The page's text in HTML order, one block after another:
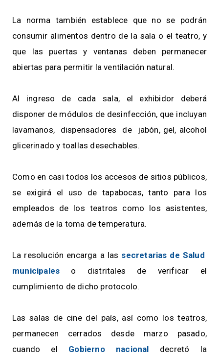
La norma también establece que no se podrán
consumir alimentos dentro de la sala o el teatro, y
que las puertas y ventanas deben permanecer
abiertas para permitir la ventilación natural.
Al ingreso de cada sala, el exhibidor deberá
disponer de módulos de desinfección, que incluyan
lavamanos, dispensadores de jabón, gel, alcohol
glicerinado y toallas desechables.
Como en casi todos los accesos de sitios públicos,
se exigirá el uso de tapabocas, tanto para los
empleados de los teatros como los asistentes,
además de la toma de temperatura.
La resolución encarga a las secretarias de Salud
municipales o distritales de verificar el
cumplimiento de dicho protocolo.
Las salas de cine del país, así como los teatros,
permanecen cerrados desde marzo pasado,
cuando el Gobierno nacional decretó la